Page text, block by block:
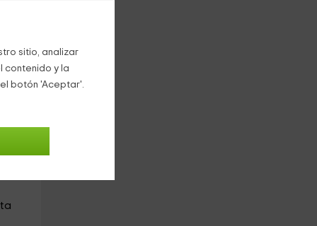
sitio, analizar
contenido y la
botón 'Aceptar'.